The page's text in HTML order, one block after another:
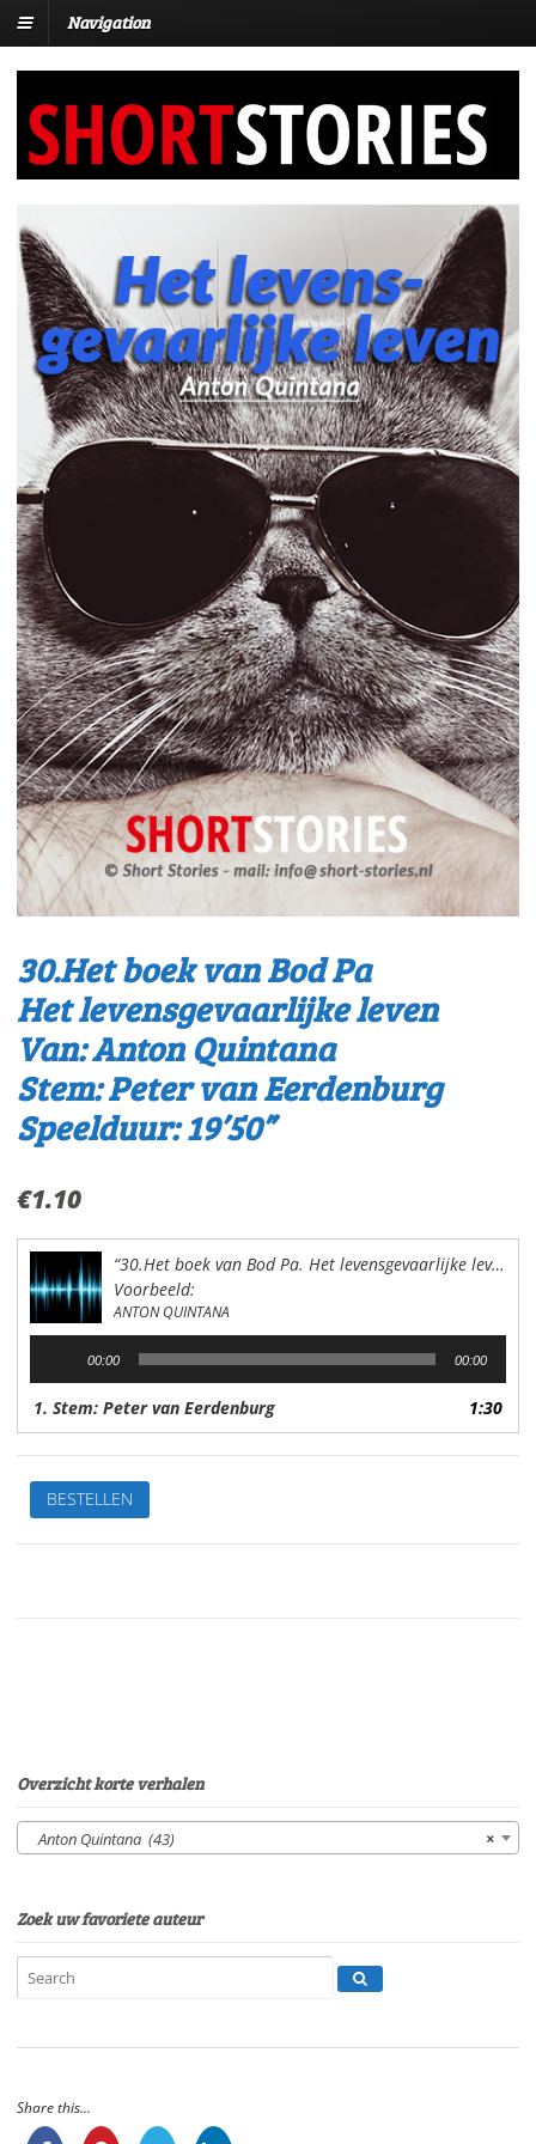
Navigation
30.Het boek van Bod Pa
Het levensgevaarlijke leven
Van: Anton Quintana
Stem: Peter van Eerdenburg
Speelduur: 19’50”
€1.10
“30.Het boek van Bod Pa. Het levensgevaarlijke leven”
Voorbeeld:
ANTON QUINTANA
00:00 00:00
1. Stem: Peter van Eerdenburg 1:30
30.Het
boek
van
levensgevaarlijke
19'50"
aantal
BESTELLEN
Overzicht korte verhalen
×
Anton Quintana (43)
Zoek uw favoriete auteur
Share this...